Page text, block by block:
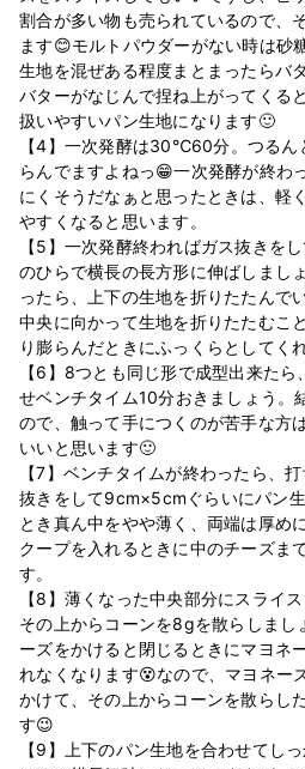
割合が多い物も売られているので、
ます😊モルトパウダーがない時は砂
生地を混ぜある程度まとまったらバ
バターがなじんで捏ね上がってくる
扱いやすいパン生地になります🙂
【4】一次発酵は30℃60分。つるん
らんでますよねっ😁一次発酵が終わ
にくそうだなぁと思ったときは、軽
やすくなると思います。
【5】一次発酵終わればガス抜きを
のひらで横長の長方形に伸ばしまし
ったら、上下の生地を折りたたんで
中央に向かって生地を折りたたむこ
り膨らんだときにふっくらとしてく
【6】8つとも同じ形で成型出来た
せベンチタイム10分おきましょう。
ので、触って手につくのが苦手な方
いいと思います🙂
【7】ベンチタイムが終わったら、
抜きをして9cm×5cmぐらいにパン
とき真ん中をやや薄く、両端は厚め
クープを入れるときに中のチーズま
す。
【8】薄くなった中央部分にスライ
その上からコーンを8gを散らしまし
ーズをかけると閉じるときにマヨネ
れなくなります😵なので、マヨネー
かけて、その上からコーンを散らし
す😉
【9】上下のパン生地を合わせてし